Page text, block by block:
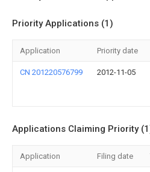
Priority Applications (1)
Application Priority date
CN 201220576799 2012-11-05
Applications Claiming Priority
Application Filing date